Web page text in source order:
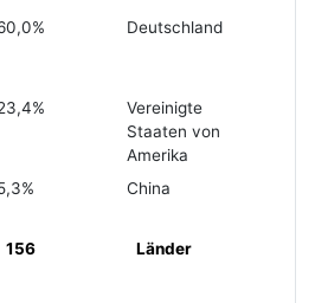
Deutschland
Vereinigte
Staaten von
Amerika
China
156 Länder